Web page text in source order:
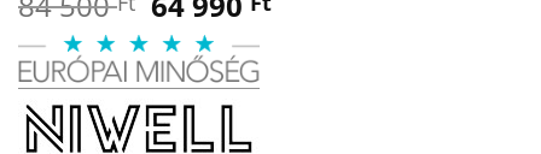
price
was:
84
500 Ft.